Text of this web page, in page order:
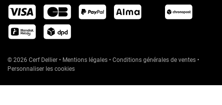
© 2026 Cerf Dellier • Mentions légales • Conditions générales de ventes •
Personnaliser les cookies